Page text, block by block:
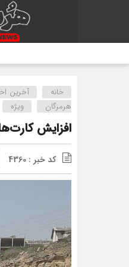
خانه آخرین
هرمزگان
ویژه
افزایش
کد خبر : 4360